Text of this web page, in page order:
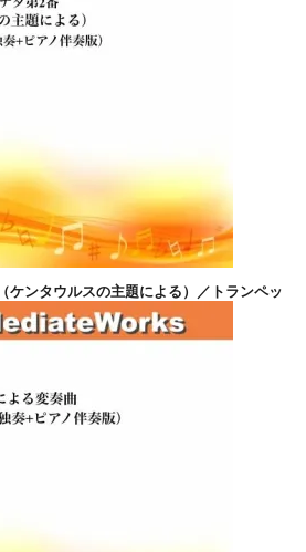
ケンタウルスの主題による）／トランペッ
ノ伴奏版／作曲：巽俊裕